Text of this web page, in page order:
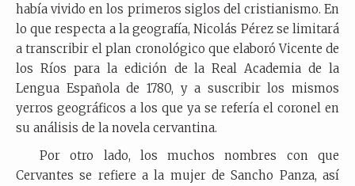
había vivido en los primeros siglos del cristianismo. En
lo que respecta a la geografía, Nicolás Pérez se limitará
a transcribir el plan cronológico que elaboró Vicente de
los Ríos para la edición de la Real Academia de la
Lengua Española de 1780, y a suscribir los mismos
yerros geográficos a los que ya se refería el coronel en
su análisis de la novela cervantina.
Por otro lado, los muchos nombres con que
Cervantes se refiere a la mujer de Sancho Panza, así